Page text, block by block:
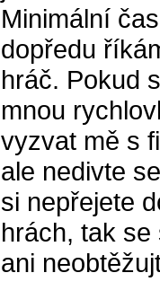
Minimální
dopředu
hráč. Pokud
mnou
vyzvat mě s
ale nedivte
si nepřejete
hrách, tak
ani